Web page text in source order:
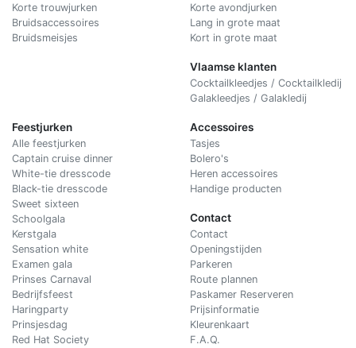
Korte trouwjurken
Bruidsaccessoires
Bruidsmeisjes
Korte avondjurken
Lang in grote maat
Kort in grote maat
Vlaamse klanten
Cocktailkleedjes / Cocktailkledij
Galakleedjes / Galakledij
Feestjurken
Alle feestjurken
Captain cruise dinner
White-tie dresscode
Black-tie dresscode
Sweet sixteen
Schoolgala
Kerstgala
Sensation white
Examen gala
Prinses Carnaval
Bedrijfsfeest
Haringparty
Prinsjesdag
Red Hat Society
Accessoires
Tasjes
Bolero's
Heren accessoires
Handige producten
Contact
Contact
Openingstijden
Parkeren
Route plannen
Paskamer Reserveren
Prijsinformatie
Kleurenkaart
F.A.Q.